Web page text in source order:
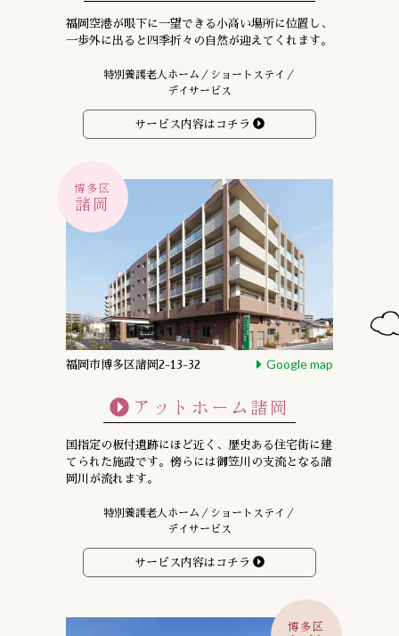
福岡空港が眼下に一望できる小高い場所に位置し、
一歩外に出ると四季折々の自然が迎えてくれます。
特別養護老人ホーム／ショートステイ／
デイサービス
サービス内容はコチラ
福岡市博多区諸岡2-13-32 Google map
博多区
諸岡
アットホーム諸岡
国指定の板付遺跡にほど近く、 歴史ある住宅街に建
てられた施設です。 傍らには御笠川の支流となる諸
岡川が流れます。
特別養護老人ホーム／ショートステイ／
デイサービス
サービス内容はコチラ
博多区